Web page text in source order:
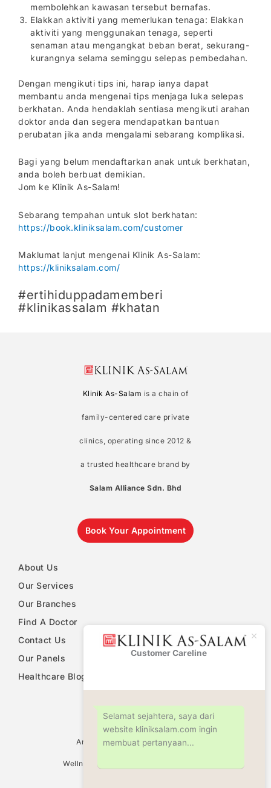
membolehkan kawasan tersebut bernafas.
Elakkan aktiviti yang memerlukan tenaga: Elakkan
aktiviti yang menggunakan tenaga, seperti
senaman atau mengangkat beban berat, sekurang-
kurangnya selama seminggu selepas pembedahan.
Dengan mengikuti tips ini, harap ianya dapat
membantu anda mengenai tips menjaga luka selepas
berkhatan. Anda hendaklah sentiasa mengikuti arahan
doktor anda dan segera mendapatkan bantuan
perubatan jika anda mengalami sebarang komplikasi.
Bagi yang belum mendaftarkan anak untuk berkhatan,
anda boleh berbuat demikian.
Jom ke Klinik As-Salam!
Sebarang tempahan untuk slot berkhatan:
https://book.kliniksalam.com/customer
Maklumat lanjut mengenai Klinik As-Salam:
https://kliniksalam.com/
#ertihiduppadamemberi
#klinikassalam #khatan
Klinik As-Salam is a chain of
family-centered care private
clinics, operating since 2012 &
a trusted healthcare brand by
Salam Alliance Sdn. Bhd
Book Your Appointment
About Us
Our Services
Our Branches
Find A Doctor
Contact Us
Our Panels
Healthcare Blog
Ultrasound Scan Services
Antenatal & Pregnancy Check Up
Wellness Screening & Medical Check Up
Customer Careline
Selamat sejahtera, saya dari
website kliniksalam.com ingin
membuat pertanyaan...